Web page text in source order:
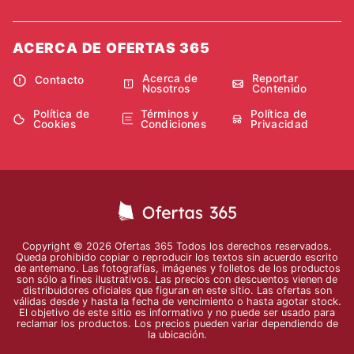
ACERCA DE OFERTAS 365
Contacto
Acerca de
Nosotros
Reportar
Contenido
Política de
Cookies
Términos y
Condiciones
Política de
Privacidad
Copyright © 2026 Ofertas 365 Todos los derechos reservados.
Queda prohibido copiar o reproducir los textos sin acuerdo escrito
de antemano. Las fotografías, imágenes y folletos de los productos
son sólo a fines ilustrativos. Las precios con descuentos vienen de
distribuidores oficiales que figuran en este sitio. Las ofertas son
válidas desde y hasta la fecha de vencimiento o hasta agotar stock.
El objetivo de este sitio es informativo y no puede ser usado para
reclamar los productos. Los precios pueden variar dependiendo de
la ubicación.